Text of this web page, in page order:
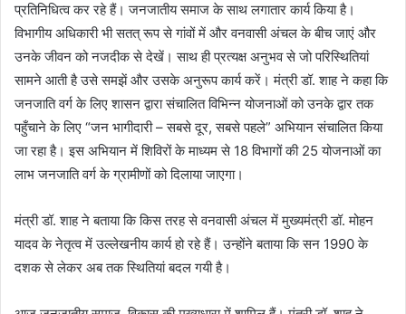
प्रतिनिधित्व कर रहे हैं। जनजातीय समाज के साथ लगातार कार्य किया है।
विभागीय अधिकारी भी सतत् रूप से गांवों में और वनवासी अंचल के बीच जाएं और
उनके जीवन को नजदीक से देखें। साथ ही प्रत्यक्ष अनुभव से जो परिस्थितियां
सामने आती है उसे समझें और उसके अनुरूप कार्य करें। मंत्री डॉ. शाह ने कहा कि
जनजाति वर्ग के लिए शासन द्वारा संचालित विभिन्न योजनाओं को उनके द्वार तक
पहुँचाने के लिए “जन भागीदारी – सबसे दूर, सबसे पहले” अभियान संचालित किया
जा रहा है। इस अभियान में शिविरों के माध्यम से 18 विभागों की 25 योजनाओं का
लाभ जनजाति वर्ग के ग्रामीणों को दिलाया जाएगा।
मंत्री डॉ. शाह ने बताया कि किस तरह से वनवासी अंचल में मुख्यमंत्री डॉ. मोहन
यादव के नेतृत्व में उल्लेखनीय कार्य हो रहे हैं। उन्होंने बताया कि सन 1990 के
दशक से लेकर अब तक स्थ‍ितियां बदल गयी है।